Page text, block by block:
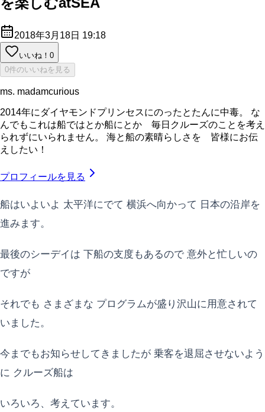
2018年3月18日 19:18
いいね！ 0
0件のいいねを見る
ms. madamcurious
2014年にダイヤモンドプリンセスにのったとたんに中毒。 な
んでもこれは船ではとか船にとか 毎日クルーズのことを考え
られずにいられません。 海と船の素晴らしさを 皆様にお伝
えしたい！
プロフィールを見る
船はいよいよ 太平洋にでて 横浜へ向かって 日本の沿岸を
進みます。
最後のシーデイは 下船の支度もあるので 意外と忙しいの
ですが
それでも さまざまな プログラムが盛り沢山に用意されて
いました。
今までもお知らせしてきましたが 乗客を退屈させないよう
に クルーズ船は
いろいろ、考えています。